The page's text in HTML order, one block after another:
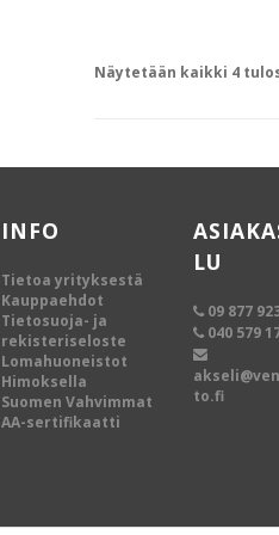
Näytetään kaikki 4
INFO
Tietoa yrityksestä
Kauppaehdot
Tietosuoja- ja
rekisteriseloste
Lomahuoneistot
Himoksella
Suomen Vahvimmat
AA-sertifikaatti
LU
09 877
040 579
to.fi